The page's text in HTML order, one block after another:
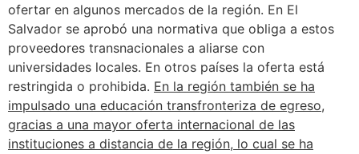
ofertar en algunos mercados de la región. En El
Salvador se aprobó una normativa que obliga a estos
proveedores transnacionales a aliarse con
universidades locales. En otros países la oferta está
restringida o prohibida. En la región también se ha
impulsado una educación transfronteriza de egreso,
gracias a una mayor oferta internacional de las
instituciones a distancia de la región, lo cual se ha